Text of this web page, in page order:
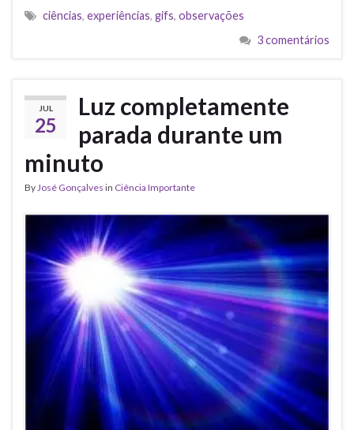
ciências, experiências, gifs, observações
3 comentários
JUL
25
Luz completamente
parada durante um
minuto
ByJosé Gonçalves in Ciência Importante